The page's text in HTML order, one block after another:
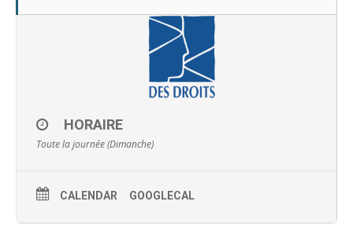
HORAIRE
Toute la journée (Dimanche)
CALENDAR GOOGLECAL